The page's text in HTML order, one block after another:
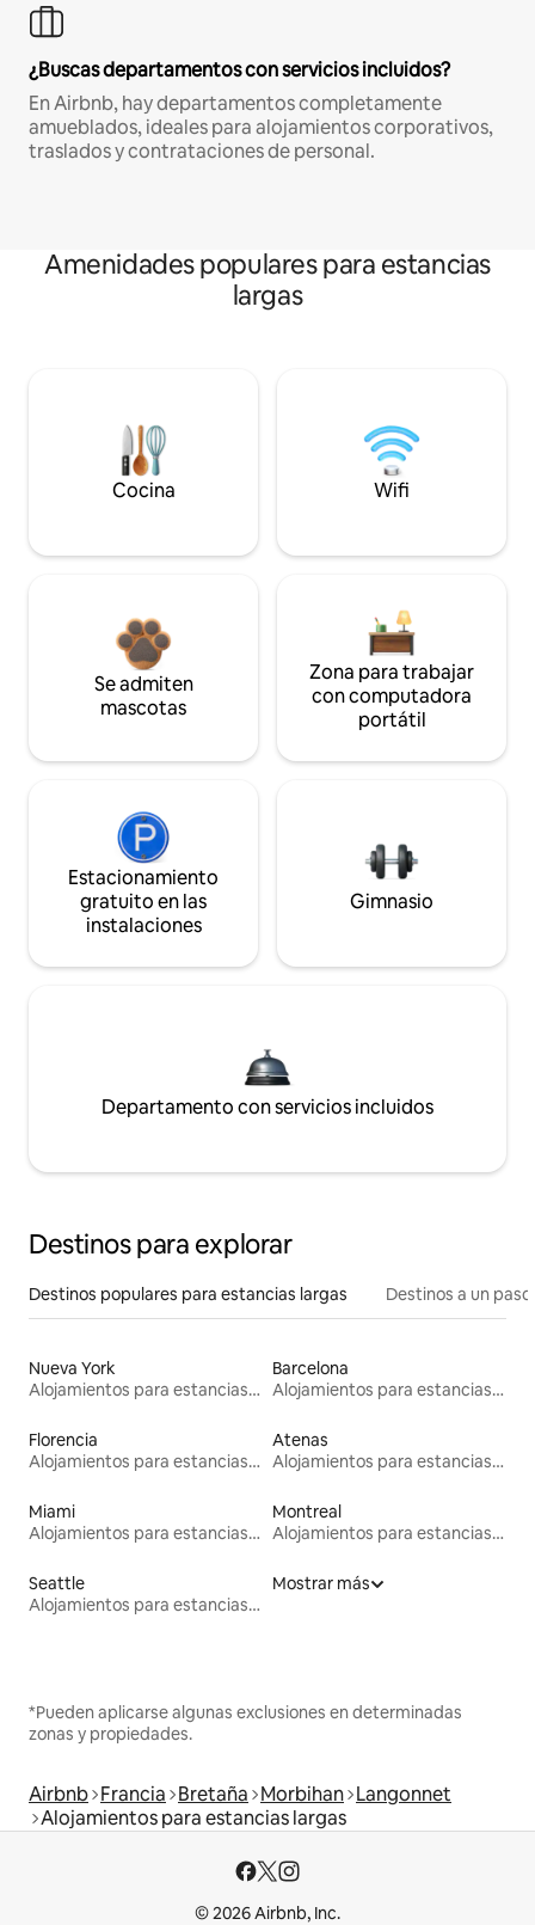
¿Buscas departamentos con servicios incluidos?
En Airbnb, hay departamentos completamente
amueblados, ideales para alojamientos corporativos,
traslados y contrataciones de personal.
Amenidades populares para estancias
largas
Cocina Wifi
Se admiten
mascotas
Zona para trabajar
con computadora
portátil
Estacionamiento
gratuito en las
instalaciones
Gimnasio
Departamento con servicios incluidos
Destinos para explorar
Destinos populares para estancias largas Destinos a un
Nueva York
Alojamientos para estancias largas
Barcelona
Alojamientos para estancias largas
Florencia
Alojamientos para estancias largas
Atenas
Alojamientos para estancias largas
Miami
Alojamientos para estancias largas
Montreal
Alojamientos para estancias largas
Seattle
Alojamientos para estancias largas
Mostrar más
*Pueden aplicarse algunas exclusiones en determinadas
zonas y propiedades.
Airbnb Francia Bretaña Morbihan Langonnet
Alojamientos para estancias largas
© 2026 Airbnb, Inc.